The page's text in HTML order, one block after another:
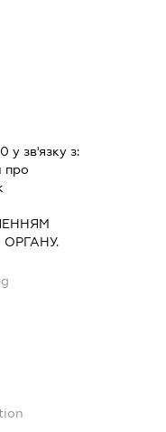
у зв'язку з:
про